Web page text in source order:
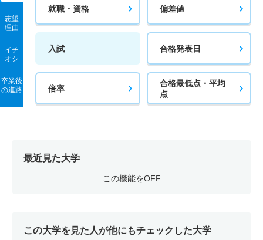
志望
理由
イチ
オシ
卒業後
の進路
就職・資格 偏差値
入試 合格発表日
倍率
合格最低点・平均
点
最近見た大学
この機能をOFF
この大学を見た人が他にもチェックした大学